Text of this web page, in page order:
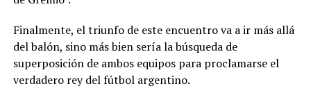
Finalmente, el triunfo de este encuentro va a ir más allá
del balón, sino más bien sería la búsqueda de
superposición de ambos equipos para proclamarse el
verdadero rey del fútbol argentino.